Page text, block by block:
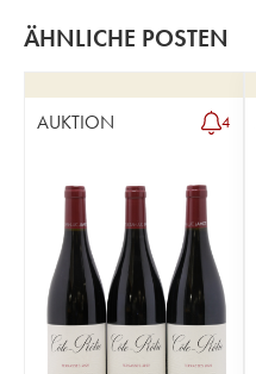
ÄHNLICHE POSTEN
AUKTION 4